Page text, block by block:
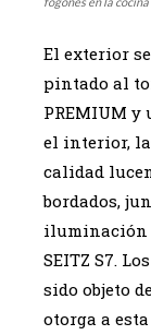
El exterior
pintado al
PREMIUM y
el interior,
calidad
bordados,
iluminación
SEITZ S7.
sido objeto
otorga a